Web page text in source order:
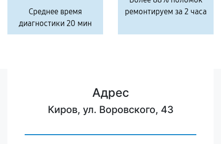
Среднее время
диагностики 20 мин
ремонтируем за 2 часа
Адрес
Киров, ул. Воровского, 43